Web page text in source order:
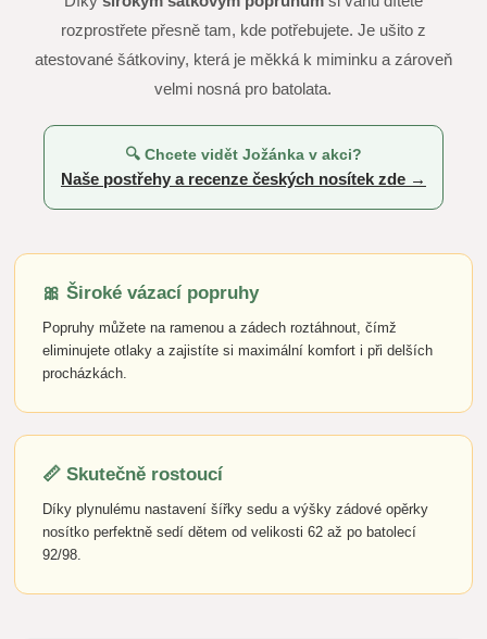
rozprostřete přesně tam, kde potřebujete. Je ušito z
atestované šátkoviny, která je měkká k miminku a zároveň
velmi nosná pro batolata.
🔍 Chcete vidět Jožánka v akci?
Naše postřehy a recenze českých nosítek zde →
🎀 Široké vázací popruhy
Popruhy můžete na ramenou a zádech roztáhnout, čímž
eliminujete otlaky a zajistíte si maximální komfort i při delších
procházkách.
📏 Skutečně rostoucí
Díky plynulému nastavení šířky sedu a výšky zádové opěrky
nosítko perfektně sedí dětem od velikosti 62 až po batolecí
92/98.